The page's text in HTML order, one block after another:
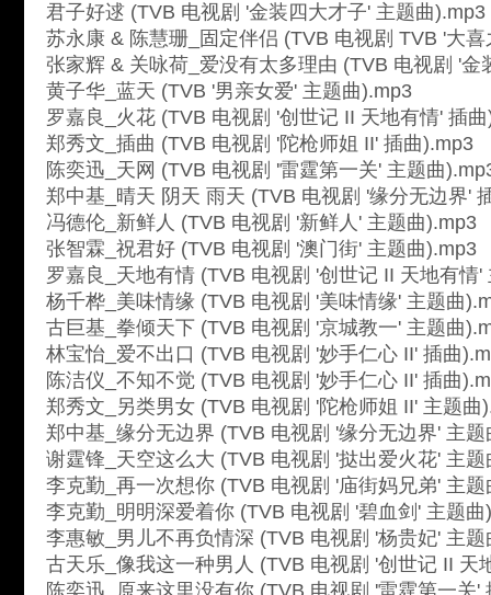
君子好逑 (TVB 电视剧 '金装四大才子' 主题曲).mp3
苏永康 & 陈慧珊_固定伴侣 (TVB 电视剧 TVB '大
张家辉 & 关咏荷_爱没有太多理由 (TVB 电视剧 '金
黄子华_蓝天 (TVB '男亲女爱' 主题曲).mp3
罗嘉良_火花 (TVB 电视剧 '创世记 II 天地有情' 插
郑秀文_插曲 (TVB 电视剧 '陀枪师姐 II' 插曲).mp3
陈奕迅_天网 (TVB 电视剧 '雷霆第一关' 主题曲
郑中基_晴天 阴天 雨天 (TVB 电视剧 '缘分无边界'
冯德伦_新鲜人 (TVB 电视剧 '新鲜人' 主题曲).mp3
张智霖_祝君好 (TVB 电视剧 '澳门街' 主题曲).mp3
罗嘉良_天地有情 (TVB 电视剧 '创世记 II 天地有情'
杨千桦_美味情缘 (TVB 电视剧 '美味情缘' 主题曲
古巨基_拳倾天下 (TVB 电视剧 '京城教一' 主题曲
林宝怡_爱不出口 (TVB 电视剧 '妙手仁心 II' 插曲
陈洁仪_不知不觉 (TVB 电视剧 '妙手仁心 II' 插曲
郑秀文_另类男女 (TVB 电视剧 '陀枪师姐 II' 主题曲
郑中基_缘分无边界 (TVB 电视剧 '缘分无边界' 主题
谢霆锋_天空这么大 (TVB 电视剧 '挞出爱火花' 主题
李克勤_再一次想你 (TVB 电视剧 '庙街妈兄弟' 主题
李克勤_明明深爱着你 (TVB 电视剧 '碧血剑' 主题曲
李惠敏_男儿不再负情深 (TVB 电视剧 '杨贵妃' 主题
古天乐_像我这一种男人 (TVB 电视剧 '创世记 II 天
陈奕迅_原来这里没有你 (TVB 电视剧 '雷霆第一关'